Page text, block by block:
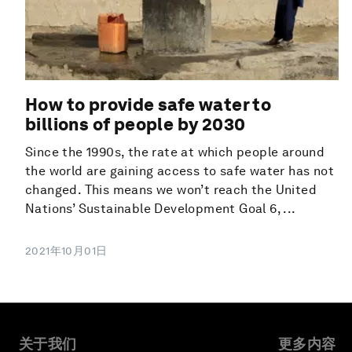
How to provide safe water to
billions of people by 2030
Since the 1990s, the rate at which people around
the world are gaining access to safe water has not
changed. This means we won’t reach the United
Nations’ Sustainable Development Goal 6, ...
2021年10月01日
关于我们 更多内容